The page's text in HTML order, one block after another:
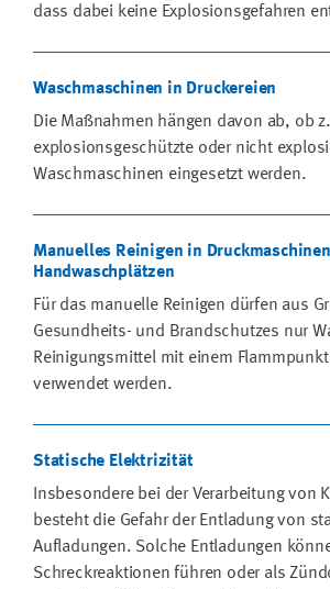
dass dabei keine Explosionsgefahren
Waschmaschinen in Druckereien
Die Maßnahmen hängen davon ab, ob
explosionsgeschützte oder nicht
Waschmaschinen eingesetzt werden.
Manuelles Reinigen in
Handwaschplätzen
Für das manuelle Reinigen dürfen aus
Gesundheits- und Brandschutzes nur
Reinigungsmittel mit einem Flammpunkt
verwendet werden.
Statische Elektrizität
Insbesondere bei der Verarbeitung von
besteht die Gefahr der Entladung von
Aufladungen. Solche Entladungen
Schreckreaktionen führen oder als